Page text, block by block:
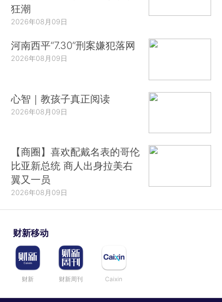
狂潮
2026年08月09日
河南西平“7.30”刑案嫌犯落网
2026年08月09日
心智｜教孩子真正阅读
2026年08月09日
【商圈】喜欢配戴名表的哥伦
比亚新总统 商人出身拉美右
翼又一员
2026年08月09日
财新移动
财新 财新周刊 Caixin